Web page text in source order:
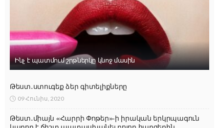
Ինչ է պատմում շրթներկը կնոջ մասին
Թեստ․ստուգեք ձեր գիտելիքները
09 Հունիս, 2020
Թեստ․միայն «Հարրի Փոթեր»-ի իրական երկրպագուն